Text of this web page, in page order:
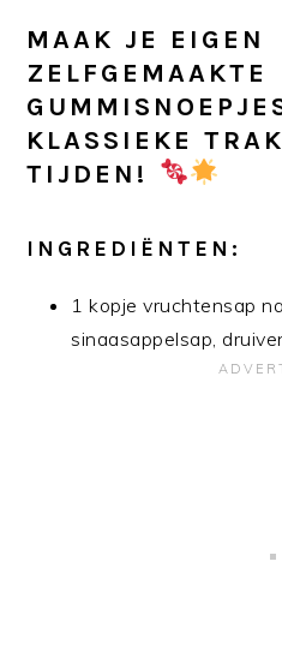
MAAK JE EIGEN
ZELFGEMAAKTE
KLASSIEKE
TIJDEN!
INGREDIËNTEN:
1 kopje vruchtensap
sinaasappelsap,